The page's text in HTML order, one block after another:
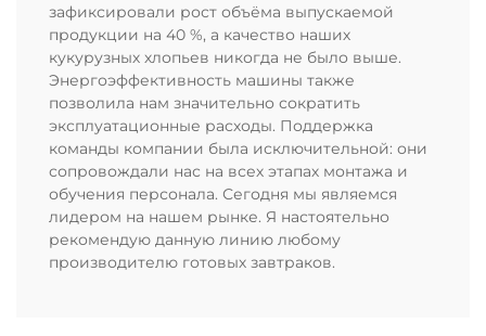
зафиксировали рост объёма выпускаемой
продукции на 40 %, а качество наших
кукурузных хлопьев никогда не было выше.
Энергоэффективность машины также
позволила нам значительно сократить
эксплуатационные расходы. Поддержка
команды компании была исключительной: они
сопровождали нас на всех этапах монтажа и
обучения персонала. Сегодня мы являемся
лидером на нашем рынке. Я настоятельно
рекомендую данную линию любому
производителю готовых завтраков.